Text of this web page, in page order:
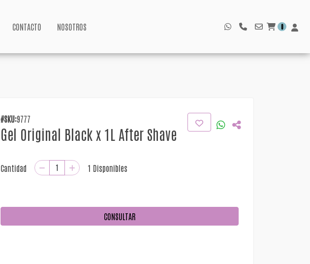
CONTACTO NOSOTROS 0
#SKU:9777
Gel Original Black x 1L After Shave
Cantidad 1 Disponibles
CONSULTAR